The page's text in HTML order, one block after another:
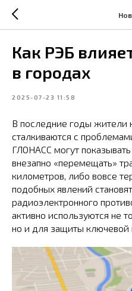
Как РЭБ
в городах
2025-07-23 11:58
В последние годы жители
сталкиваются с
ГЛОНАСС могут
внезапно «перемещать»
километров, либо вовсе
подобных явлений
радиоэлектронного
активно используются не
но и для защиты ключевой